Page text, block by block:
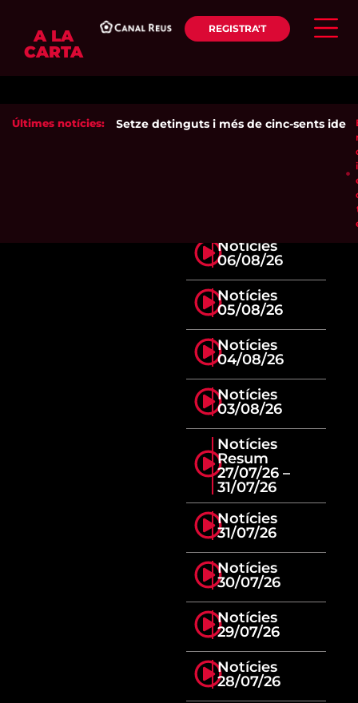
A LA
CARTA
REGISTRA'T
Últimes notícies: Setze detinguts i més de cinc-sents
Notícies
06/08/26
Notícies
05/08/26
Notícies
04/08/26
Notícies
03/08/26
Notícies
Resum
27/07/26 –
31/07/26
Notícies
31/07/26
Notícies
30/07/26
Notícies
29/07/26
Notícies
28/07/26